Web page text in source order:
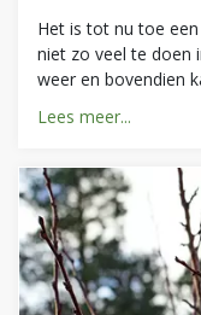
Het is tot nu toe
niet zo veel te doen
weer en bovendien
Lees meer...